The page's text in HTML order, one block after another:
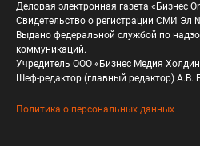
Деловая электронная газета «Бизнес
Свидетельство о регистрации СМИ Эл
Выдано федеральной службой по
коммуникаций.
Учредитель ООО «Бизнес Медия
Шеф-редактор (главный редактор) А.В.
Политика о персональных данных